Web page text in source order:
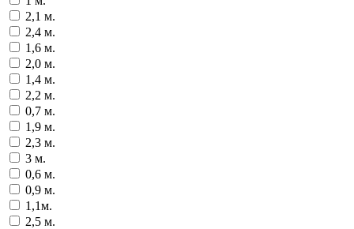
2,1 м.
2,4 м.
1,6 м.
2,0 м.
1,4 м.
2,2 м.
0,7 м.
1,9 м.
2,3 м.
3 м.
0,6 м.
0,9 м.
1,1м.
2,5 м.